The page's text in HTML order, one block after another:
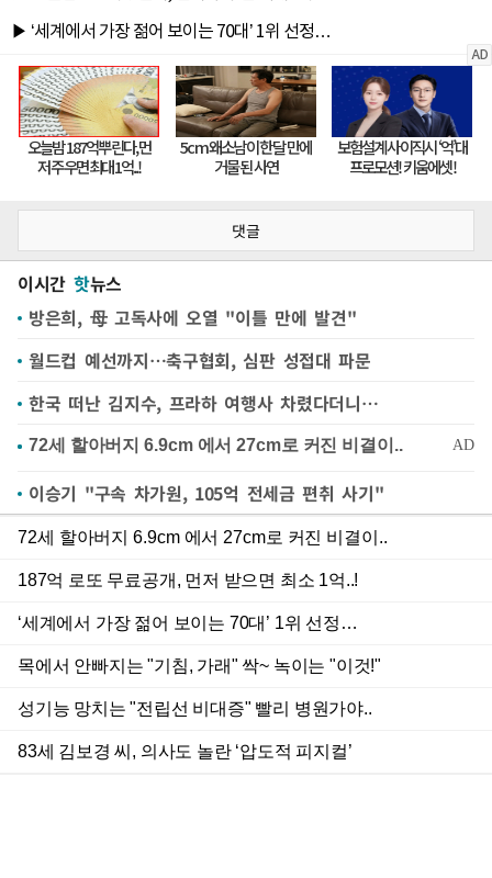
댓글
이시간 핫뉴스
방은희, 母 고독사에 오열 "이틀 만에 발견"
월드컵 예선까지…축구협회, 심판 성접대 파문
한국 떠난 김지수, 프라하 여행사 차렸다더니…
이승기 "구속 차가원, 105억 전세금 편취 사기"